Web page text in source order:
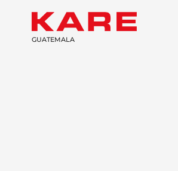
GUATEMALA